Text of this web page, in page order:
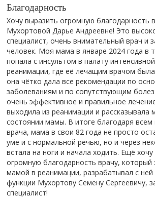
Благодарность
Хочу выразить огромную благодарность
Мухортовой Дарье Андреевне! Это
специалист, очень внимательный врач и
человек. Моя мама в январе 2024 года в
попала с инсультом в палату
реанимации, где её лечащим врачом
она чётко дала все рекомендации по
заболеваниям и по сопутствующим
очень эффективное и правильное
выходила из реанимации и рассказывала
состоянии мамы. В итоге благодаря всем
врача, мама в свои 82 года не просто
уме и с нормальной речью, но и через
встала на ноги и начала ходить. Ещё
огромную благодарность врачу, который
мамой в реанимации, разрабатывал с ней
функции Мухортову Семену Сергеевичу,
специалист!